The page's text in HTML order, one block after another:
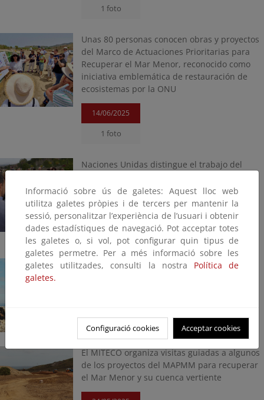
1 foto
Unas 80 personas conocen obras y proyectos
del Marco de Actuaciones Prioritarias para
Recuperar el Mar Menor, reconocido como
iniciativa emblemática de restauración de
ecosistemas por la ONU
14/06/2025
1 foto
Naciones Unidas distingue el trabajo del
Emblemática de Restauración Mundial
12/06/2025
1 foto
La labor de control del regadío ilegal eleva a
1 foto
El MITECO organiza visitas guiadas a algunos
de los proyectos del MAPMM para recuperar
el Mar Menor y su cuenca vertiente
Informació sobre ús de galetes: Aquest lloc web
utilitza galetes pròpies i de tercers per mantenir la
sessió, personalitzar l’experiència de l’usuari i obtenir
dades estadístiques de navegació. Pot acceptar totes
les galetes o, si vol, pot configurar quin tipus de
galetes permetre. Per a més informació sobre les
galetes utilitzades, consulti la nostra Política de
galetes.
Configuració cookies Acceptar cookies